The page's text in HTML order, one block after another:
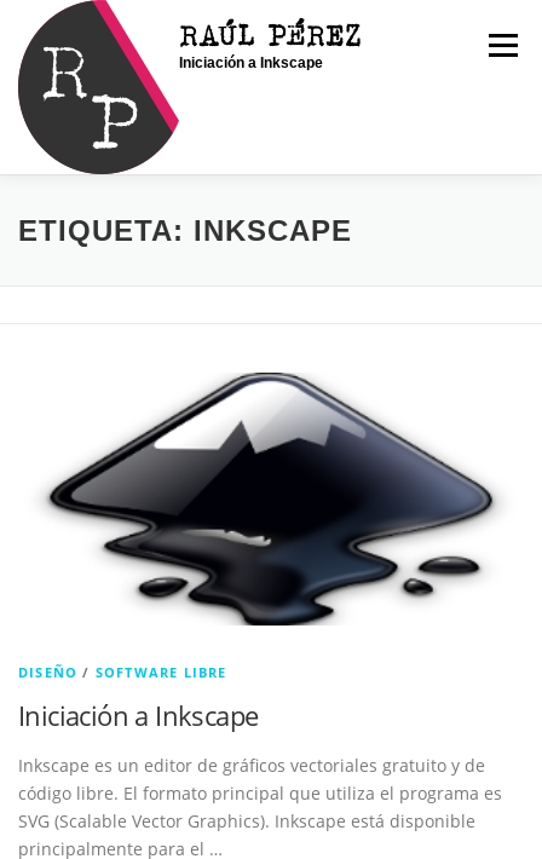
contenido
RAÚL PÉREZ
Iniciación a Inkscape
Menú
INICIO SOY RAÚL SERVICIOS
ETIQUETA: INKSCAPE
DISEÑO / SOFTWARE LIBRE
Iniciación a Inkscape
Inkscape es un editor de gráficos vectoriales gratuito y de
código libre. El formato principal que utiliza el programa es
SVG (Scalable Vector Graphics). Inkscape está disponible
principalmente para el …